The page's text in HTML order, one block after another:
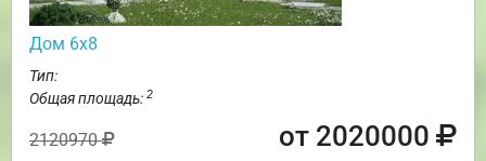
Дом 6х8
Тип:
Общая площадь: 2
2120970 от 2020000